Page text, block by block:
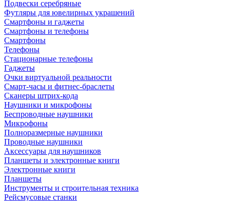
Подвески серебряные
Футляры для ювелирных украшений
Смартфоны и гаджеты
Смартфоны и телефоны
Смартфоны
Телефоны
Стационарные телефоны
Гаджеты
Очки виртуальной реальности
Смарт-часы и фитнес-браслеты
Сканеры штрих-кода
Наушники и микрофоны
Беспроводные наушники
Микрофоны
Полноразмерные наушники
Проводные наушники
Аксессуары для наушников
Планшеты и электронные книги
Электронные книги
Планшеты
Инструменты и строительная техника
Рейсмусовые станки